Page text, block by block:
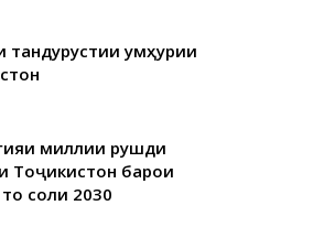
тандурустии Ҷумҳурии
миллии рушди
Тоҷикистон барои
соли 2030